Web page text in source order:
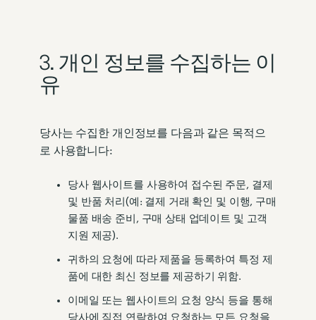
3. 개인 정보를 수집하는 이
유
당사는 수집한 개인정보를 다음과 같은 목적으
로 사용합니다:
당사 웹사이트를 사용하여 접수된 주문, 결제
및 반품 처리(예: 결제 거래 확인 및 이행, 구매
물품 배송 준비, 구매 상태 업데이트 및 고객
지원 제공).
귀하의 요청에 따라 제품을 등록하여 특정 제
품에 대한 최신 정보를 제공하기 위함.
이메일 또는 웹사이트의 요청 양식 등을 통해
당사에 직접 연락하여 요청하는 모든 요청을